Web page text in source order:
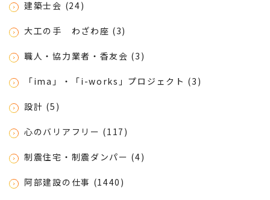
建築士会 (24)
大工の手 わざわ座 (3)
職人・協力業者・香友会 (3)
「ima」・「i-works」プロジェクト (3)
設計 (5)
心のバリアフリー (117)
制震住宅・制震ダンパー (4)
阿部建設の仕事 (1440)